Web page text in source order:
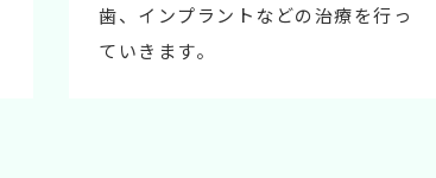
歯、インプラントなどの治療を行っ
ていきます。